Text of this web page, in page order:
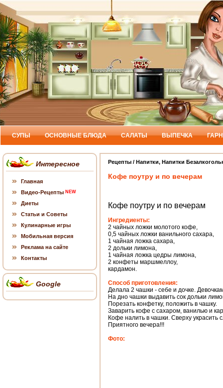
СУПЫ ОСНОВНЫЕ БЛЮДА САЛАТЫ ВЫПЕЧКА
Рецепты / Напитки, Напитки
Кофе поутру и по вечерам
Кофе поутру и по вечерам
Ингредиенты:
2 чайных ложки молотого кофе,
0,5 чайных ложки ванильного сахара,
1 чайная ложка сахара,
2 дольки лимона,
1 чайная ложка цедры лимона,
2 конфеты маршмеллоу,
кардамон.
Способ приготовления:
Делала 2 чашки - себе и дочке.
На дно чашки выдавить сок дольки
Порезать конфетку, положить в чашку.
Заварить кофе с сахаром, ванилью и
Кофе налить в чашки. Сверху
Приятного вечера!!!
Фото:
Интересное
Главная
Видео-Рецепты NEW
Диеты
Статьи и Советы
Кулинарные игры
Мобильная версия
Реклама на сайте
Контакты
Google